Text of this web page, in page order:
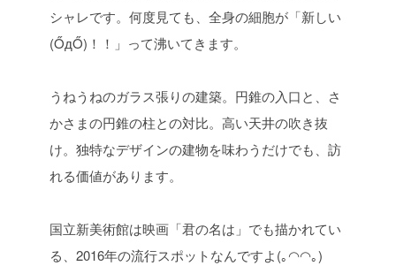
シャレです。何度見ても、全身の細胞が「新しい
(ŐдŐ)！！」って沸いてきます。
うねうねのガラス張りの建築。円錐の入口と、さ
かさまの円錐の柱との対比。高い天井の吹き抜
け。独特なデザインの建物を味わうだけでも、訪
れる価値があります。
国立新美術館は映画「君の名は」でも描かれてい
る、2016年の流行スポットなんですよ(｡◠◠｡)